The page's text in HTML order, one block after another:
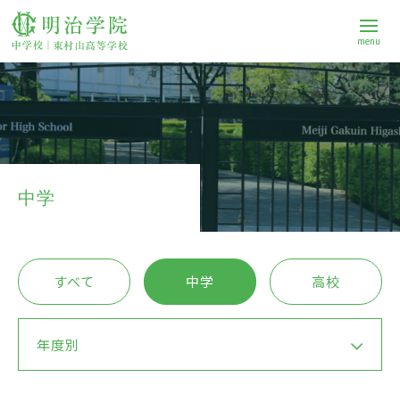
menu
学校案内
中学校
進路
Q&A
中学
すべて 中学 高校
年度別